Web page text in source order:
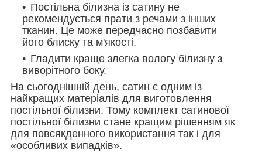
Постільна білизна із сатину не
рекомендується прати з речами з інших
тканин. Це може передчасно позбавити
його блиску та м'якості.
Гладити краще злегка вологу білизну з
виворітного боку.
На сьогоднішній день, сатин є одним із
найкращих матеріалів для виготовлення
постільної білизни. Тому комплект сатинової
постільної білизни стане кращим рішенням як
для повсякденного використання так і для
«особливих випадків».